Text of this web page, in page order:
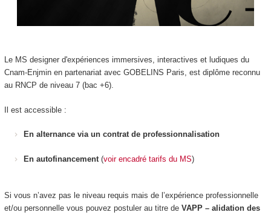
Le MS designer d'expériences immersives, interactives et ludiques du
Cnam-Enjmin en partenariat avec GOBELINS Paris, est diplôme reconnu
au RNCP de niveau 7 (bac +6).
Il est accessible :
En alternance via un contrat de professionnalisation
En autofinancement (voir encadré tarifs du MS)
Si vous n’avez pas le niveau requis mais de l’expérience professionnelle
et/ou personnelle vous pouvez postuler au titre de VAPP – alidation des